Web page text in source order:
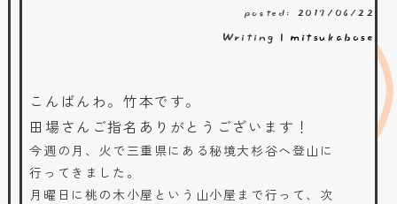
posted: 2017/06/22
Writing | mitsukabose
こんばんわ。竹本です。
田場さんご指名ありがとうございます！
今週の月、火で三重県にある秘境大杉谷へ登山に
行ってきました。
月曜日に桃の木小屋という山小屋まで行って、次